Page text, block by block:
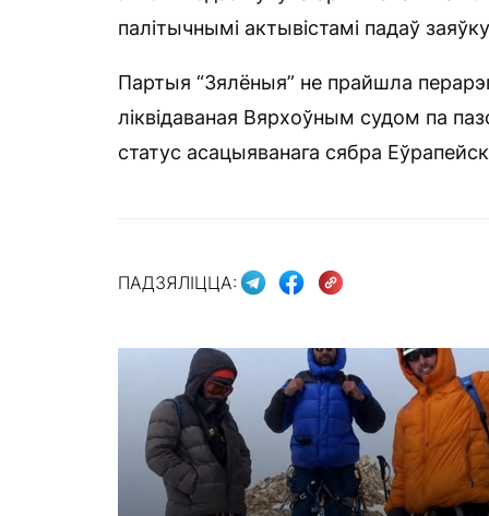
палітычнымі актывістамі падаў
Партыя “Зялёныя” не прайшла
ліквідаваная Вярхоўным судом па
статус асацыяванага сябра
ПАДЗЯЛІЦЦА: